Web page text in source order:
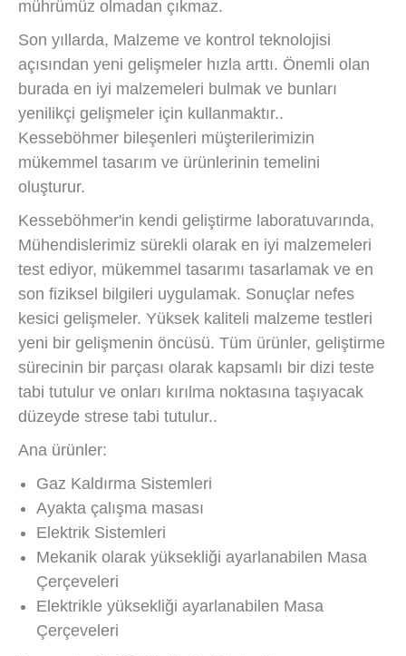
mührümüz olmadan çıkmaz.
Son yıllarda, Malzeme ve kontrol teknolojisi
açısından yeni gelişmeler hızla arttı. Önemli olan
burada en iyi malzemeleri bulmak ve bunları
yenilikçi gelişmeler için kullanmaktır..
Kesseböhmer bileşenleri müşterilerimizin
mükemmel tasarım ve ürünlerinin temelini
oluşturur.
Kesseböhmer'in kendi geliştirme laboratuvarında,
Mühendislerimiz sürekli olarak en iyi malzemeleri
test ediyor, mükemmel tasarımı tasarlamak ve en
son fiziksel bilgileri uygulamak. Sonuçlar nefes
kesici gelişmeler. Yüksek kaliteli malzeme testleri
yeni bir gelişmenin öncüsü. Tüm ürünler, geliştirme
sürecinin bir parçası olarak kapsamlı bir dizi teste
tabi tutulur ve onları kırılma noktasına taşıyacak
düzeyde strese tabi tutulur..
Ana ürünler:
Gaz Kaldırma Sistemleri
Ayakta çalışma masası
Elektrik Sistemleri
Mekanik olarak yüksekliği ayarlanabilen Masa
Çerçeveleri
Elektrikle yüksekliği ayarlanabilen Masa
Çerçeveleri